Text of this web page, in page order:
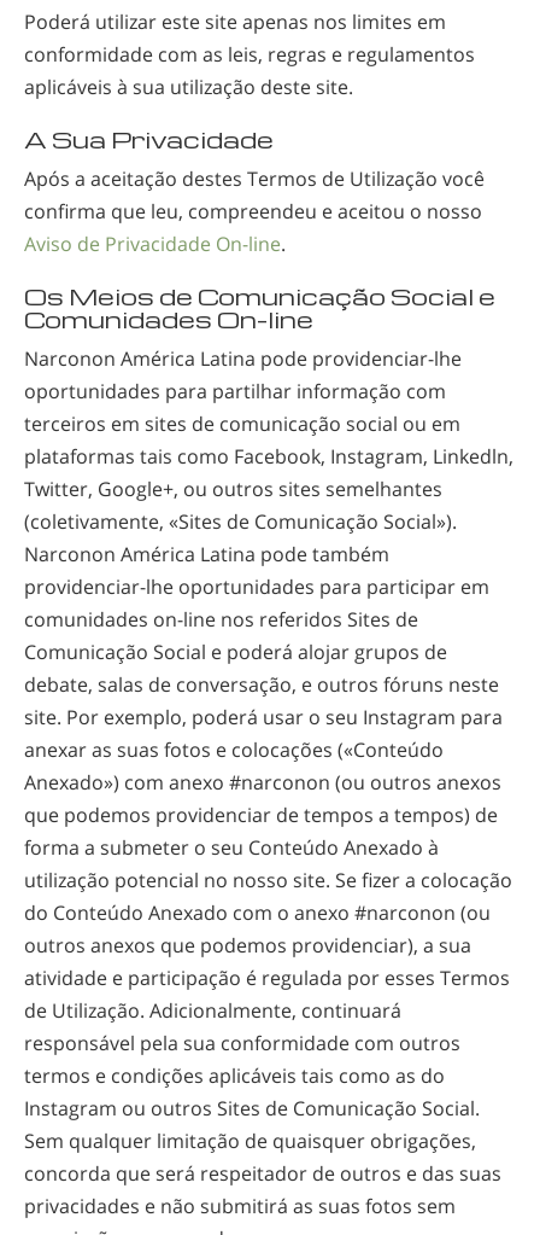
Poderá utilizar este site apenas nos limites em
conformidade com as leis, regras e regulamentos
aplicáveis à sua utilização deste site.
A Sua Privacidade
Após a aceitação destes Termos de Utilização você
confirma que leu, compreendeu e aceitou o nosso
Aviso de Privacidade On-line.
Os Meios de Comunicação Social e
Comunidades On-line
Narconon América Latina pode providenciar-lhe
oportunidades para partilhar informação com
terceiros em sites de comunicação social ou em
plataformas tais como Facebook, Instagram, Linkedln,
Twitter, Google+, ou outros sites semelhantes
(coletivamente, «Sites de Comunicação Social»).
Narconon América Latina pode também
providenciar-lhe oportunidades para participar em
comunidades on-line nos referidos Sites de
Comunicação Social e poderá alojar grupos de
debate, salas de conversação, e outros fóruns neste
site. Por exemplo, poderá usar o seu Instagram para
anexar as suas fotos e colocações («Conteúdo
Anexado») com anexo #narconon (ou outros anexos
que podemos providenciar de tempos a tempos) de
forma a submeter o seu Conteúdo Anexado à
utilização potencial no nosso site. Se fizer a colocação
do Conteúdo Anexado com o anexo #narconon (ou
outros anexos que podemos providenciar), a sua
atividade e participação é regulada por esses Termos
de Utilização. Adicionalmente, continuará
responsável pela sua conformidade com outros
termos e condições aplicáveis tais como as do
Instagram ou outros Sites de Comunicação Social.
Sem qualquer limitação de quaisquer obrigações,
concorda que será respeitador de outros e das suas
privacidades e não submitirá as suas fotos sem